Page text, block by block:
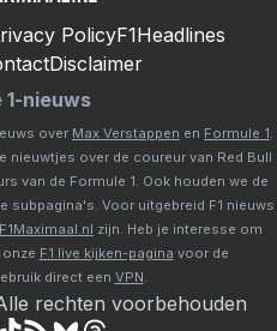
PolicyF1Headlines
Disclaimer
1-nieuws
over Max Verstappen en Formule 1.
over de coureur van Red Bull
van de Formule 1. Ook houden we de
subpagina's. Voor uitgebreid F1 nieuws
F1Maximaal.nl zijn. Heb je interesse om
onze F1 live kijken-pagina voor de
direct een VPN.
rechten voorbehouden